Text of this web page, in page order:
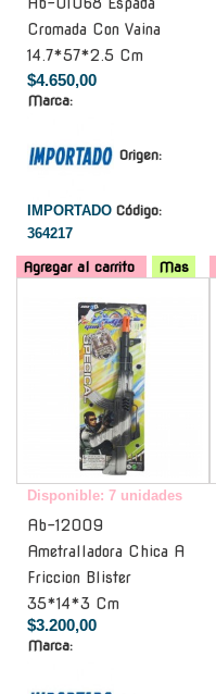
Cromada Con Vaina
14.7*57*2.5 Cm
$4.650,00
Marca:
Origen:
IMPORTADO Código:
364217
Agregar al carrito Mas
Disponible: 7 unidades
Ab-12009
Ametralladora Chica A
Friccion Blister
35*14*3 Cm
$3.200,00
Marca: